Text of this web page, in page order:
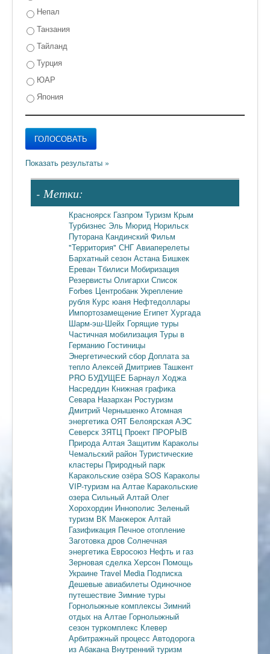
Непал
Танзания
Тайланд
Турция
ЮАР
Япония
- Метки:
Красноярск Газпром Туризм Крым
Турбизнес Эль Мюрид Норильск
Путорана Кандинский Фильм
"Территория" СНГ Авиаперелеты
Бархатный сезон Астана Бишкек
Ереван Тбилиси Мобиризация
Резервисты Олигархи Список
Forbes Центробанк Укрепление
рубля Курс юаня Нефтедоллары
Импортозамещение Египет Хургада
Шарм-эш-Шейх Горящие туры
Частичная мобилизация Туры в
Германию Гостиницы
Энергетический сбор Доплата за
тепло Алексей Дмитриев Ташкент
PRO БУДУЩЕЕ Барнаул Ходжа
Насреддин Книжная графика
Севара Назархан Ростуризм
Дмитрий Чернышенко Атомная
энергетикаОЯТ Белоярская АЭС
Северск ЗЯТЦ Проект ПРОРЫВ
Природа Алтая Защитим Караколы
Чемальский район Туристические
кластеры Природный парк
Каракольские озёраSOS Караколы
VIP-туризм на Алтае Каракольские
озераСильный Алтай Олег
Хорохордин Иннополис Зеленый
туризм ВК Манжерок Алтай
Газификация Печное отопление
Заготовка дров Солнечная
энергетика Евросоюз Нефть и газ
Зерновая сделкаХерсон Помощь
Украине Travel Media Подписка
Дешевые авиабилеты Одиночное
путешествие Зимние туры
Горнолыжные комплексы Зимний
отдых на Алтае Горнолыжный
сезон туркомплекс Клевер
Арбитражный процесс Автодорога
из Абакана Внутренний туризм